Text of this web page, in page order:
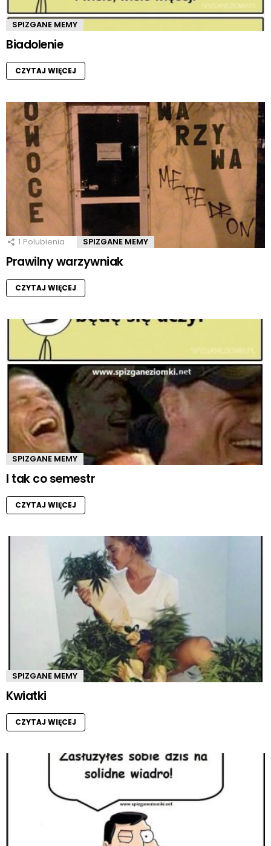
SPIZGANE MEMY
Biadolenie
CZYTAJ WIĘCEJ
1 Polubienia SPIZGANE MEMY
Prawilny warzywniak
CZYTAJ WIĘCEJ
SPIZGANE MEMY
I tak co semestr
CZYTAJ WIĘCEJ
SPIZGANE MEMY
Kwiatki
CZYTAJ WIĘCEJ